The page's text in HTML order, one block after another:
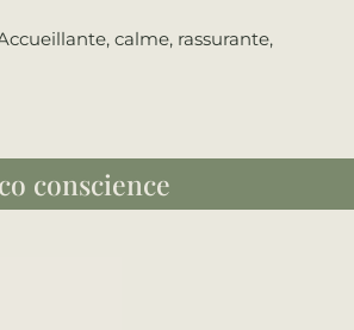
calme, rassurante,
conscience